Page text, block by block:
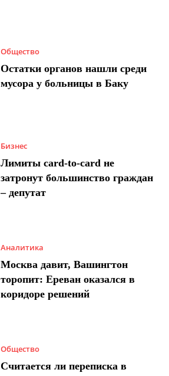
Общество
Остатки органов нашли среди
мусора у больницы в Баку
Бизнес
Лимиты card-to-card не
затронут большинство граждан
– депутат
Аналитика
Москва давит, Вашингтон
торопит: Ереван оказался в
коридоре решений
Общество
Считается ли переписка в